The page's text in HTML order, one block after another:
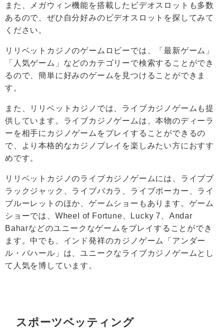
また、メガウィン機能を搭載したビデオスロットも多数
あるので、ぜひ自分好みのビデオスロットを探してみて
ください。
リリベットカジノのゲームロビーでは、「最新ゲーム」
「人気ゲーム」などのカテゴリーで検索することができ
るので、簡単に好みのゲームを見つけることができま
す。
また、リリベットカジノでは、ライブカジノゲームも提
供しています。ライブカジノゲームは、本物のディーラ
ーを相手にカジノゲームをプレイすることができるの
で、より本格的なカジノプレイを楽しみたい方におすす
めです。
リリベットカジノのライブカジノゲームには、ライブブ
ラックジャック、ライブバカラ、ライブポーカー、ライ
ブルーレットのほか、ゲームショーもあります。ゲーム
ショーでは、Wheel of Fortune、Lucky 7、Andar
Baharなどのユニークなゲームをプレイすることができ
ます。中でも、インド発祥のカジノゲーム「アンダー
ル・バハール」は、ユニークなライブカジノゲームとし
て人気を博しています。
スポーツベッティング